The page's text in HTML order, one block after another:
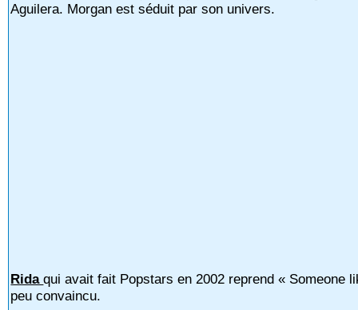
Aguilera. Morgan est séduit par son univers.
Ridaqui avait fait Popstars en 2002 reprend « Someone
peu convaincu.